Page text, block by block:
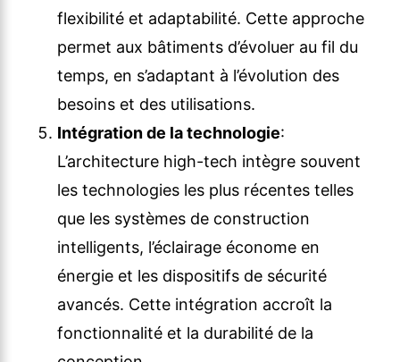
flexibilité et adaptabilité. Cette approche
permet aux bâtiments d’évoluer au fil du
temps, en s’adaptant à l’évolution des
besoins et des utilisations.
Intégration de la technologie:
L’architecture high-tech intègre souvent
les technologies les plus récentes telles
que les systèmes de construction
intelligents, l’éclairage économe en
énergie et les dispositifs de sécurité
avancés. Cette intégration accroît la
fonctionnalité et la durabilité de la